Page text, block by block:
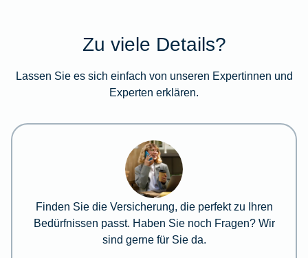
Zu viele Details?
Lassen Sie es sich einfach von unseren Expertinnen und
Experten erklären.
Finden Sie die Versicherung, die perfekt zu Ihren
Bedürfnissen passt. Haben Sie noch Fragen? Wir
sind gerne für Sie da.